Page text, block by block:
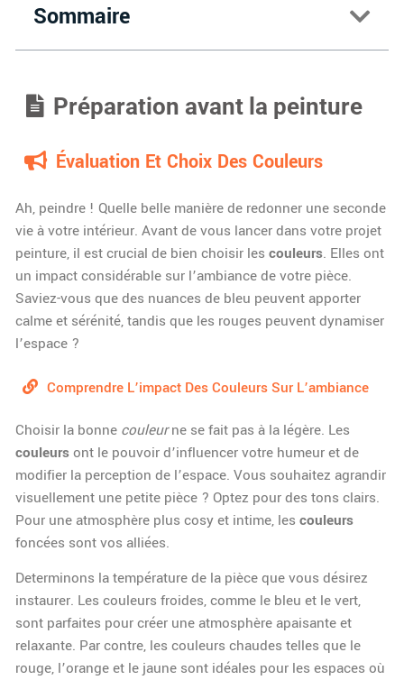
Sommaire
Préparation avant la peinture
Évaluation Et Choix Des Couleurs
Ah, peindre ! Quelle belle manière de redonner une seconde
vie à votre intérieur. Avant de vous lancer dans votre projet
peinture, il est crucial de bien choisir les couleurs. Elles ont
un impact considérable sur l’ambiance de votre pièce.
Saviez-vous que des nuances de bleu peuvent apporter
calme et sérénité, tandis que les rouges peuvent dynamiser
l’espace ?
Comprendre L’impact Des Couleurs Sur L’ambiance
Choisir la bonne couleurne se fait pas à la légère. Les
couleursont le pouvoir d’influencer votre humeur et de
modifier la perception de l’espace. Vous souhaitez agrandir
visuellement une petite pièce ? Optez pour des tons clairs.
Pour une atmosphère plus cosy et intime, les couleurs
foncées sont vos alliées.
Determinons la température de la pièce que vous désirez
instaurer. Les couleurs froides, comme le bleu et le vert,
sont parfaites pour créer une atmosphère apaisante et
relaxante. Par contre, les couleurs chaudes telles que le
rouge, l’orange et le jaune sont idéales pour les espaces où